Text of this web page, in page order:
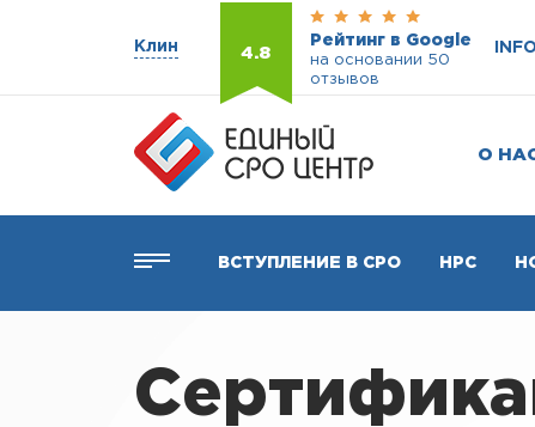
Клин 4.8
Рейтинг в Google
на основании 50
отзывов
О
ВСТУПЛЕНИЕ В СРО НРС